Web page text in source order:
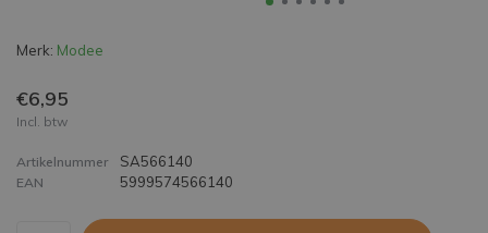
Merk: Modee
€6,95
Incl. btw
Artikelnummer SA566140
EAN 5999574566140